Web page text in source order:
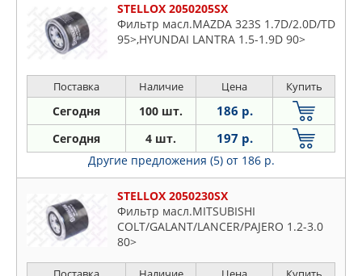
STELLOX 2050205SX
Фильтр масл.MAZDA 323S 1.7D/2.0D/TD
95>,HYUNDAI LANTRA 1.5-1.9D 90>
Поставка Наличие Цена Купить
Сегодня 100 шт. 186 р.
Сегодня 4 шт. 197 р.
Другие предложения (5) от 186 р.
STELLOX 2050230SX
Фильтр масл.MITSUBISHI
COLT/GALANT/LANCER/PAJERO 1.2-3.0
80>